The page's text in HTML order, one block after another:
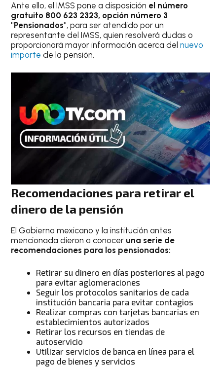
Ante ello, el IMSS pone a disposición el número
gratuito 800 623 2323, opción número 3
"Pensionados", para ser atendido por un
representante del IMSS, quien resolverá dudas o
proporcionará mayor información acerca delnuevo
importe de la pensión.
Recomendaciones para retirar el
dinero de la pensión
El Gobierno mexicano y la institución antes
mencionada dieron a conocer una serie de
recomendaciones para los pensionados:
Retirar su dinero en días posteriores al pago
para evitar aglomeraciones
Seguir los protocolos sanitarios de cada
institución bancaria para evitar contagios
Realizar compras con tarjetas bancarias en
establecimientos autorizados
Retirar los recursos en tiendas de
autoservicio
Utilizar servicios de banca en línea para el
pago de bienes y servicios